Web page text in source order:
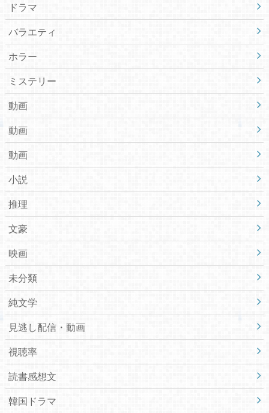
ドラマ
バラエティ
ホラー
ミステリー
動画
動画
動画
小説
推理
文豪
映画
未分類
純文学
見逃し配信・動画
視聴率
読書感想文
韓国ドラマ